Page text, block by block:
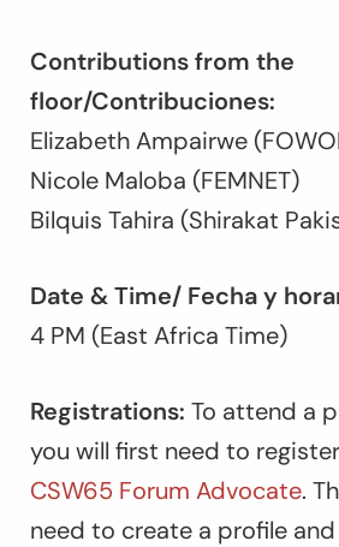
Contributions from the
floor/Contribuciones:
Elizabeth Ampairwe
Nicole Maloba (FEMNET)
Bilquis Tahira (Shirakat
Date & Time/ Fecha y
4 PM (East Africa Time)
Registrations: To attend a
you will first need to
CSW65 Forum Advocate.
need to create a profile